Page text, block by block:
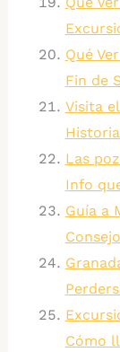
Qué
Fin de
Visita
Las
Info
Guía a
Cómo